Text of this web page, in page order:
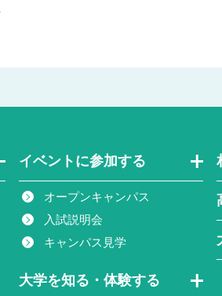
イベントに参加する
オープンキャンパス
入試説明会
キャンパス見学
大学を知る・体験する